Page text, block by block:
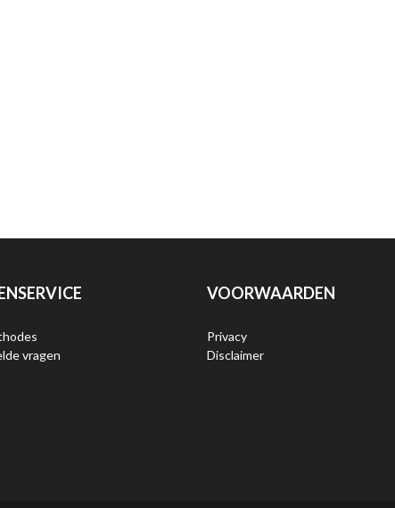
vragen
VOORWAARDEN
Privacy
Disclaimer